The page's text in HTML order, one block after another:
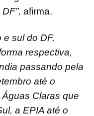
afirma.
e sul do DF,
respectiva,
passando pela
até o
Claras que
a EPIA até o